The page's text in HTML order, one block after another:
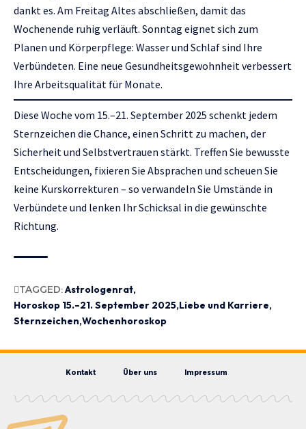
dankt es. Am Freitag Altes abschließen, damit das
Wochenende ruhig verläuft. Sonntag eignet sich zum
Planen und Körperpflege: Wasser und Schlaf sind Ihre
Verbündeten. Eine neue Gesundheitsgewohnheit verbessert
Ihre Arbeitsqualität für Monate.
Diese Woche vom 15.–21. September 2025 schenkt jedem
Sternzeichen die Chance, einen Schritt zu machen, der
Sicherheit und Selbstvertrauen stärkt. Treffen Sie bewusste
Entscheidungen, fixieren Sie Absprachen und scheuen Sie
keine Kurskorrekturen – so verwandeln Sie Umstände in
Verbündete und lenken Ihr Schicksal in die gewünschte
Richtung.
TAGGED:Astrologenrat
Horoskop 15.–21. September 2025 Liebe und Karriere
Sternzeichen Wochenhoroskop
Kontakt Über uns Impressum